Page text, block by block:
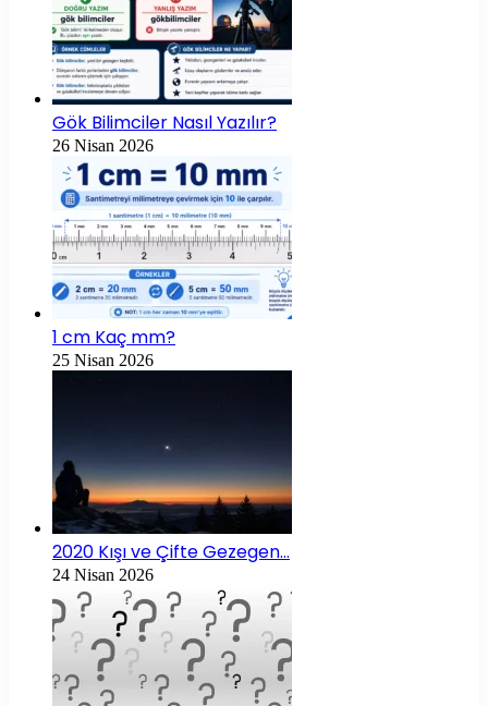
Gök Bilimciler Nasıl Yazılır?
26 Nisan 2026
1 cm Kaç mm?
25 Nisan 2026
2020 Kışı ve Çifte Gezegen…
24 Nisan 2026